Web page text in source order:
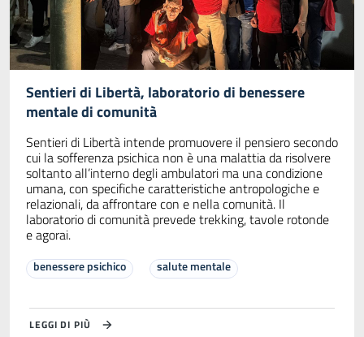
Sentieri di Libertà, laboratorio di benessere
mentale di comunità
Sentieri di Libertà intende promuovere il pensiero secondo
cui la sofferenza psichica non è una malattia da risolvere
soltanto all’interno degli ambulatori ma una condizione
umana, con specifiche caratteristiche antropologiche e
relazionali, da affrontare con e nella comunità. Il
laboratorio di comunità prevede trekking, tavole rotonde
e agorai.
benessere psichico salute mentale
LEGGI DI PIÙ